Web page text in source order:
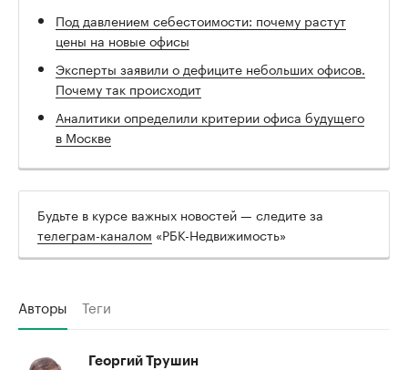
Под давлением себестоимости: почему растут
цены на новые офисы
Эксперты заявили о дефиците небольших офисов.
Почему так происходит
Аналитики определили критерии офиса будущего
в Москве
Будьте в курсе важных новостей — следите за
телеграм-каналом «РБК-Недвижимость»
Авторы Теги
Георгий Трушин